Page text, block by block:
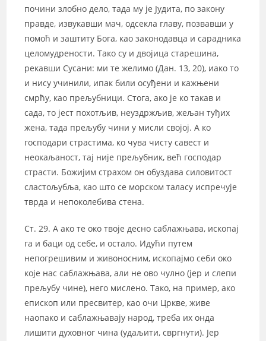
почини злобно дело, тада му је Јудита, по закону
правде, извукавши мач, одсекла главу, позвавши у
помоћ и заштиту Бога, као законодавца и сарадника
целомудрености. Тако су и двојица старешина,
рекавши Сусани: ми те желимо (Дан. 13, 20), иако то
и нису учинили, ипак били осуђени и кажњени
смрћу, као прељубници. Стога, ако је ко такав и
сада, то јест похотљив, неуздржљив, жељан туђих
жена, тада прељубу чини у мисли својој. А ко
господари страстима, ко чува чисту савест и
неокаљаност, тај није прељубник, већ господар
страсти. Божијим страхом он обуздава силовитост
сластољубља, као што се морском таласу испречује
тврда и непоколебива стена.
Ст. 29. А ако те око твоје десно саблажњава, ископај
га и баци од себе, и остало. Идући путем
непогрешивим и живоносним, ископајмо себи око
које нас саблажњава, али не ово чулно (јер и слепи
прељубу чине), него мислено. Тако, на пример, ако
епископ или пресвитер, као очи Цркве, живе
наопако и саблажњавају народ, треба их онда
лишити духовног чина (удаљити, свргнути). Јер